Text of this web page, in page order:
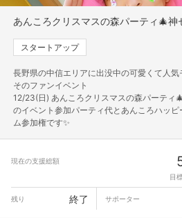
あんころクリスマスの森パーティ🎄神
スタートアップ
長野県の中信エリアに出没中の可愛くて人気
そのファンイベント
12/23(日) あんころクリスマスの森パーティ
のイベント参加パーティ代とあんころハッ
ム参加権です✨
現在の支援総額
目
残り
終了 サポーター